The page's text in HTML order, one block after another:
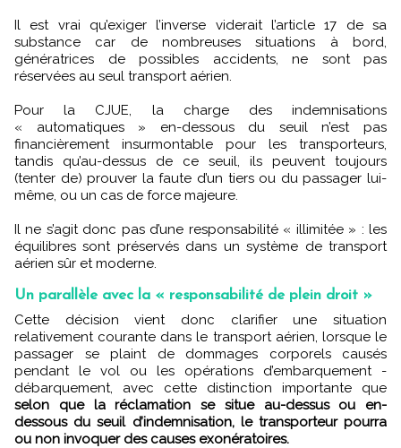
Il est vrai qu’exiger l’inverse viderait l’article 17 de sa
substance car de nombreuses situations à bord,
génératrices de possibles accidents, ne sont pas
réservées au seul transport aérien.
Pour la CJUE, la charge des indemnisations
« automatiques » en-dessous du seuil n’est pas
financièrement insurmontable pour les transporteurs,
tandis qu’au-dessus de ce seuil, ils peuvent toujours
(tenter de) prouver la faute d’un tiers ou du passager lui-
même, ou un cas de force majeure.
Il ne s’agit donc pas d’une responsabilité « illimitée » : les
équilibres sont préservés dans un système de transport
aérien sûr et moderne.
Un parallèle avec la « responsabilité de plein droit »
Cette décision vient donc clarifier une situation
relativement courante dans le transport aérien, lorsque le
passager se plaint de dommages corporels causés
pendant le vol ou les opérations d’embarquement -
débarquement, avec cette distinction importante que
selon que la réclamation se situe au-dessus ou en-
dessous du seuil d’indemnisation, le transporteur pourra
ou non invoquer des causes exonératoires.